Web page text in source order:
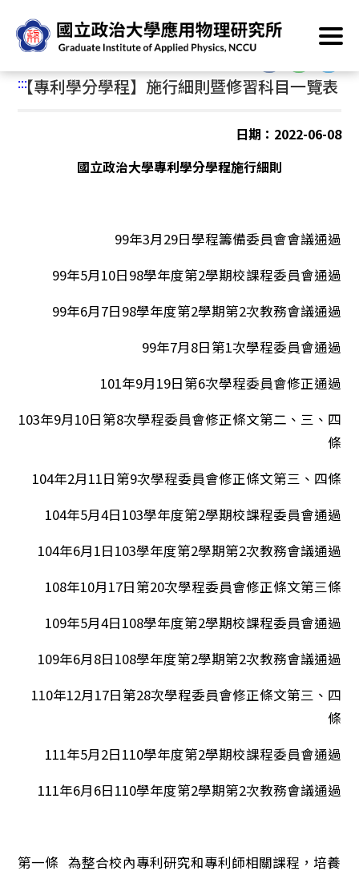
到
主
要
內
首頁 資訊專區 學程專區 / 專利學分學程
:::
【專利學分學程】施行細則暨修習科目一覽表
日期：2022-06-08
國立政治大學專利學分學程施行細則
99年3月29日學程籌備委員會會議通過
99年5月10日98學年度第2學期校課程委員會通過
99年6月7日98學年度第2學期第2次教務會議通過
99年7月8日第1次學程委員會通過
101年9月19日第6次學程委員會修正通過
103年9月10日第8次學程委員會修正條文第二、三、四
條
104年2月11日第9次學程委員會修正條文第三、四條
104年5月4日103學年度第2學期校課程委員會通過
104年6月1日103學年度第2學期第2次教務會議通過
108年10月17日第20次學程委員會修正條文第三條
109年5月4日108學年度第2學期校課程委員會通過
109年6月8日108學年度第2學期第2次教務會議通過
110年12月17日第28次學程委員會修正條文第三、四
條
111年5月2日110學年度第2學期校課程委員會通過
111年6月6日110學年度第2學期第2次教務會議通過
第一條 為整合校內專利研究和專利師相關課程，培養